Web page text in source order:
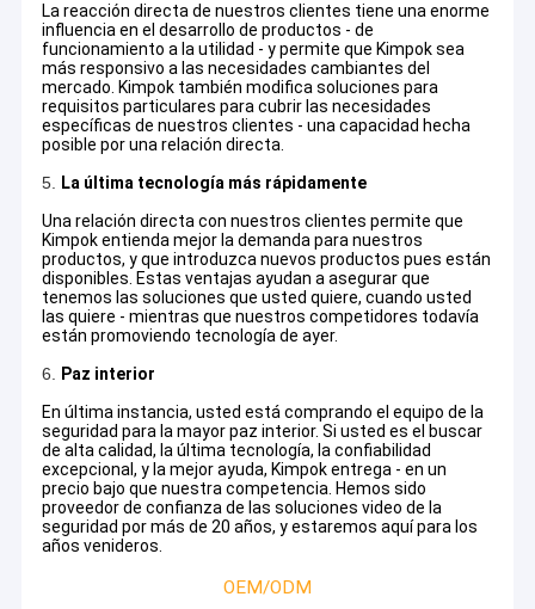
La reacción directa de nuestros clientes tiene una enorme
influencia en el desarrollo de productos - de
funcionamiento a la utilidad - y permite que Kimpok sea
más responsivo a las necesidades cambiantes del
mercado. Kimpok también modifica soluciones para
requisitos particulares para cubrir las necesidades
específicas de nuestros clientes - una capacidad hecha
posible por una relación directa.
5.
La última tecnología más rápidamente
Una relación directa con nuestros clientes permite que
Kimpok entienda mejor la demanda para nuestros
productos, y que introduzca nuevos productos pues están
disponibles. Estas ventajas ayudan a asegurar que
tenemos las soluciones que usted quiere, cuando usted
las quiere - mientras que nuestros competidores todavía
están promoviendo tecnología de ayer.
6.
Paz interior
En última instancia, usted está comprando el equipo de la
seguridad para la mayor paz interior. Si usted es el buscar
de alta calidad, la última tecnología, la confiabilidad
excepcional, y la mejor ayuda, Kimpok entrega - en un
precio bajo que nuestra competencia. Hemos sido
proveedor de confianza de las soluciones video de la
seguridad por más de 20 años, y estaremos aquí para los
años venideros.
OEM/ODM